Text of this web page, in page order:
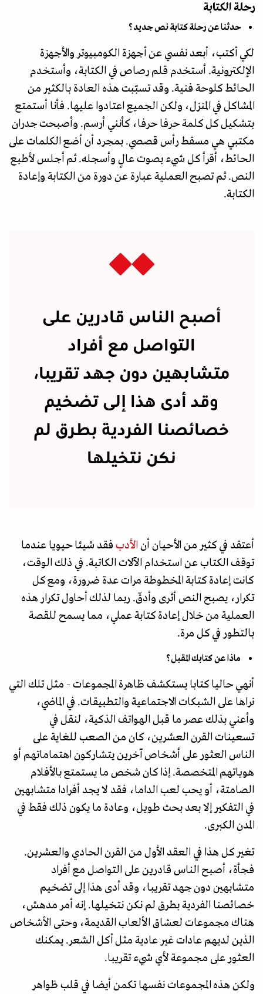
رحلة الكتابة
حدثنا عن رحلة كتابة نص جديد؟
لكي أكتب، أبعد نفسي عن أجهزة الكومبيوتر والأجهزة
الإلكترونية. أستخدم قلم رصاص في الكتابة، وأستخدم
الحائط كلوحة فنية. وقد تسبّبت هذه العادة بالكثير من
المشاكل في المنزل، ولكن الجميع اعتادوا عليها. فأنا أستمتع
بتشكيل كل كلمة حرفا حرفا، كأنني أرسم. وأصبحت جدران
مكتبي هي مسقط رأس قصصي. بمجرد أن أضع الكلمات على
الحائط، أقرأ كل شيء بصوت عالٍ وأسجله. ثم أجلس لأطبع
النص. ثم تصبح العملية عبارة عن دورة من الكتابة وإعادة
الكتابة.
أصبح الناس قادرين على
التواصل مع أفراد
متشابهين دون جهد تقريبا،
وقد أدى هذا إلى تضخيم
خصائصنا الفردية بطرق لم
نكن نتخيلها
أعتقد في كثير من الأحيان أن الأدب فقد شيئا حيويا عندما
توقف الكتاب عن استخدام الآلات الكاتبة. في ذلك الوقت،
كانت إعادة كتابة المخطوطة مرات عدة ضرورة، ومع كل
تكرار، يصبح النص أثرى وأدقّ. ربما لذلك أحاول تكرار هذه
العملية من خلال إعادة كتابة عملي، مما يسمح للقصة
بالتطور في كل مرة.
ماذا عن كتابك المقبل؟
أنهي حاليا كتابا يستكشف ظاهرة المجموعات - مثل تلك التي
نراها على الشبكات الاجتماعية والتطبيقات. في الماضي،
وأعني بذلك عصر ما قبل الهواتف الذكية، لنقل في
تسعينات القرن العشرين، كان من الصعب للغاية على
الناس العثور على أشخاص آخرين يتشاركون اهتماماتهم أو
هوياتهم المتخصصة. إذا كان شخص ما يستمتع بالأفلام
الصامتة، أو يحب لعب الداما، فقد لا يجد أفرادا متشابهين
في التفكير إلا بعد بحث طويل، وعادة ما يكون ذلك فقط في
المدن الكبرى.
تغير كل هذا في العقد الأول من القرن الحادي والعشرين.
فجأة، أصبح الناس قادرين على التواصل مع أفراد
متشابهين دون جهد تقريبا، وقد أدى هذا إلى تضخيم
خصائصنا الفردية بطرق لم نكن نتخيلها. إنه أمر مدهش،
هناك مجموعات لعشاق الألعاب القديمة، وحتى الأشخاص
الذين لديهم عادات غير عادية مثل أكل الشعر. يمكنك
العثور على مجموعة لأي شيء تقريبا.
ولكن هذه المجموعات نفسها تكمن أيضا في قلب ظواهر